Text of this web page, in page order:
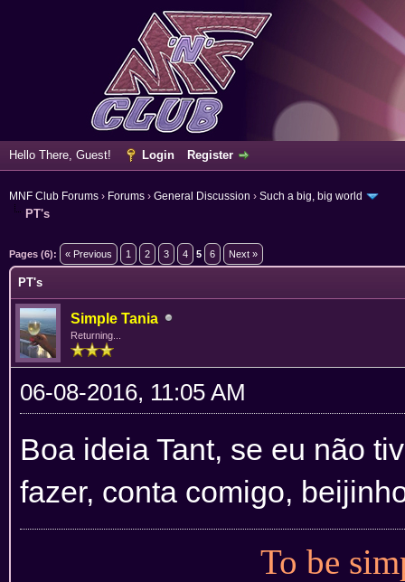
Hello There, Guest! Login Register
MNF Club Forums › Forums › General Discussion › Such a big, big world
PT's
Pages (6): « Previous 1 2 3 4 5 6 Next »
PT's
Simple Tania
Returning...
06-08-2016, 11:05 AM
Boa ideia Tant, se eu não
fazer, conta comigo,
To be